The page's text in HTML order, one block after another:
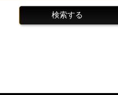
検索する